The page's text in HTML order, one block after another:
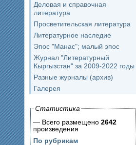
Деловая и справочная
литература
Просветительская литература
Литературное наследие
Эпос "Манас"; малый эпос
Журнал "Литературный
Кыргызстан" за 2009-2022 годы
Разные журналы (архив)
Галерея
Статистика
— Всего размещено 2642
произведения
По рубрикам